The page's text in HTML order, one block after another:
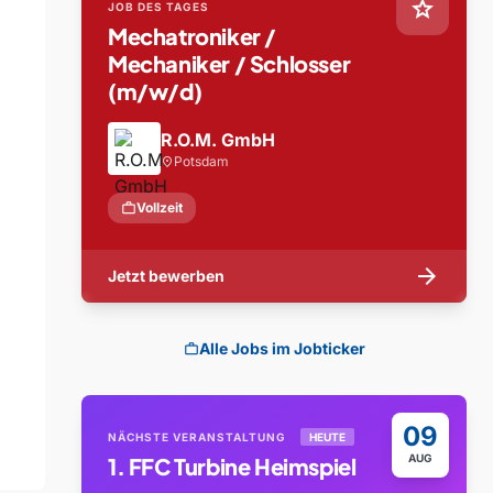
star
JOB DES TAGES
Mechatroniker /
Mechaniker / Schlosser
(m/w/d)
R.O.M. GmbH
location_on Potsdam
workVollzeit
Jetzt bewerben arrow_forward
workAlle Jobs im Jobticker
09
AUG
NÄCHSTE VERANSTALTUNG HEUTE
1. FFC Turbine Heimspiel